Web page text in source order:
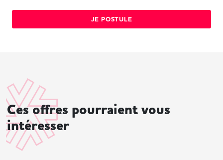
JE POSTULE
Ces offres pourraient vous
intéresser